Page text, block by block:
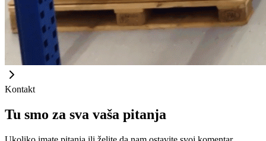
Kontakt
Tu smo za sva vaša pitanja